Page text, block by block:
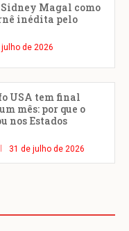
Magal como
inédita pelo
julho de 2026
USA tem final
mês: por que o
nos Estados
31 de julho de 2026